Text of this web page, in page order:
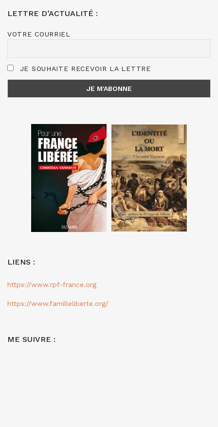
LETTRE D’ACTUALITÉ :
VOTRE COURRIEL
JE SOUHAITE RECEVOIR LA LETTRE
LIENS :
https://www.rpf-france.org
https://www.familleliberte.org/
ME SUIVRE :